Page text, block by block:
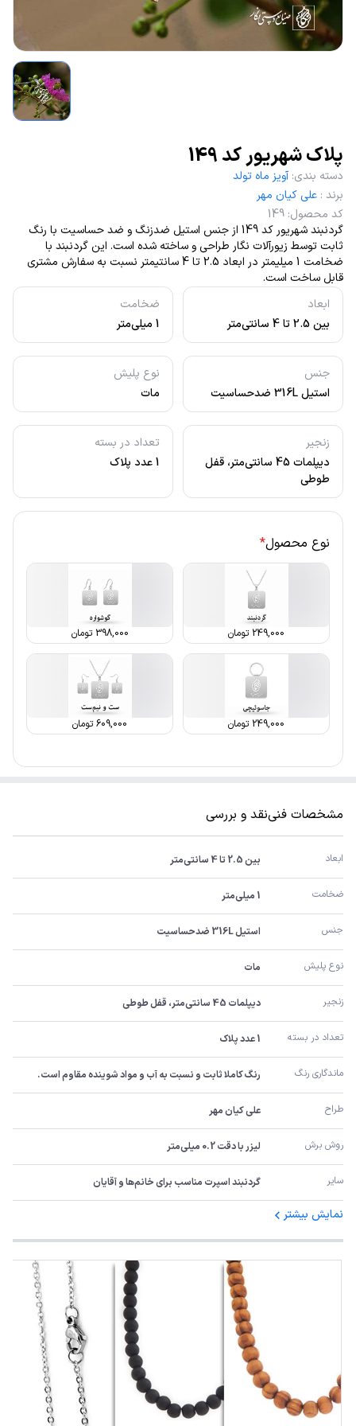
پلاک شهریور کد 149
ابعاد
بین 2.5 تا 4 سانتی‌متر
ضخامت
1 میلی‌متر
جنس
استیل 316L ضدحساسیت
نوع پلیش
مات
زنجیر
دیپلمات 45 سانتی‌متر، قفل
طوطی
تعداد در بسته
1 عدد پلاک
دسته بندی: آویز ماه تولد
برند : علی کیان مهر
کد محصول:
149
گردنبند شهریور کد 149 از جنس استیل ضدزنگ و ضد حساسیت با رنگ
ثابت توسط زیورآلات نگار طراحی و ساخته شده است. این گردنبند با
ضخامت 1 میلیمتر در ابعاد 2.5 تا 4 سانتیمتر نسبت به سفارش مشتری
قابل ساخت است.
نوع محصول*
249,000 تومان 398,000 تومان
249,000 تومان 609,000تومان
مشخصات فنینقد و بررسی
ابعاد بین 2.5 تا 4 سانتی‌متر
ضخامت 1 میلی‌متر
جنس استیل 316L ضدحساسیت
نوع پلیش مات
زنجیر دیپلمات 45 سانتی‌متر، قفل طوطی
تعداد در بسته 1 عدد پلاک
ماندگاری رنگ رنگ کاملا ثابت و نسبت به آب و مواد شوینده مقاوم است.
طراح علی کیان مهر
روش برش لیزر با دقت 0.2 میلی‌متر
سایر گردنبند اسپرت مناسب برای خانم‌ها و آقایان
نمایش بیشتر